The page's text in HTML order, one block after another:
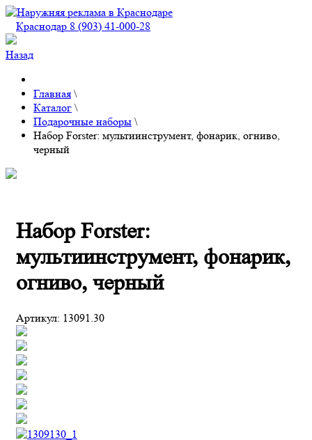
Краснодар 8 (903) 41-000-28
Назад
Главная \
Каталог \
Подарочные наборы \
Набор Forster: мультиинструмент, фонарик, огниво,
черный
Набор Forster:
мультиинструмент, фонарик,
огниво, черный
Артикул: 13091.30